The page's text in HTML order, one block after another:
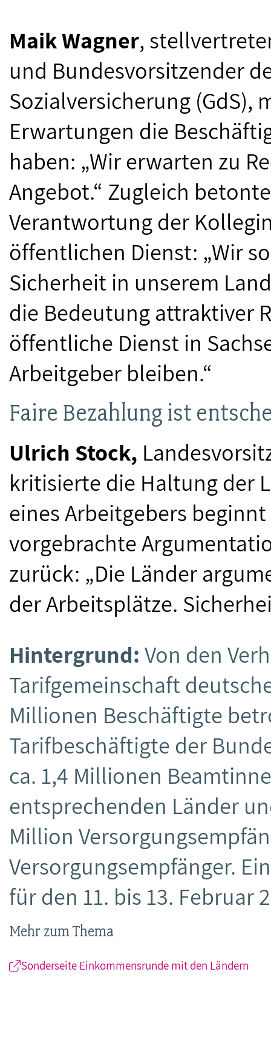
Maik Wagner,
und Bundesvorsitzender
Sozialversicherung (GdS),
Erwartungen die
haben: „Wir erwarten zu
Angebot.“ Zugleich
Verantwortung der
öffentlichen Dienst: „Wir
Sicherheit in unserem
die Bedeutung attraktiver
öffentliche Dienst in
Arbeitgeber bleiben.“
Faire Bezahlung ist
Ulrich Stock,
kritisierte die Haltung der
eines Arbeitgebers
vorgebrachte
zurück: „Die Länder
der Arbeitsplätze.
Hintergrund: Von den
Tarifgemeinschaft
Millionen Beschäftigte
Tarifbeschäftigte der
ca. 1,4 Millionen
entsprechenden Länder
Million
Versorgungsempfänger.
für den 11. bis 13. Februar
Mehr zum Thema
Sonderseite Einkommensrunde mit den Ländern